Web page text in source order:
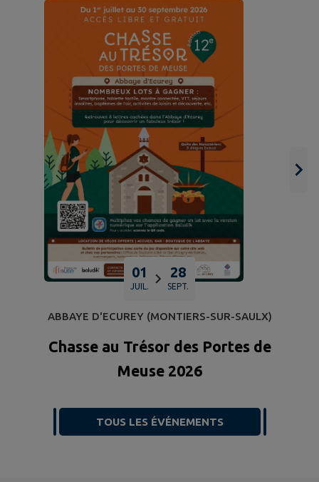
01
JUIL.
28
SEPT.
ABBAYE D'ECUREY (MONTIERS-SUR-SAULX)
Chasse au Trésor des Portes de
Meuse 2026
TOUS LES ÉVÉNEMENTS